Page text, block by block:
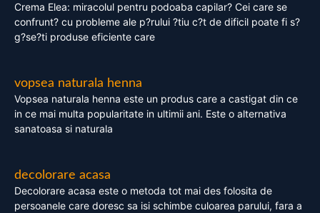
Crema Elea: miracolul pentru podoaba capilar? Cei care se
confrunt? cu probleme ale p?rului ?tiu c?t de dificil poate fi s?
g?se?ti produse eficiente care
vopsea naturala henna
Vopsea naturala henna este un produs care a castigat din ce
in ce mai multa popularitate in ultimii ani. Este o alternativa
sanatoasa si naturala
decolorare acasa
Decolorare acasa este o metoda tot mai des folosita de
persoanele care doresc sa isi schimbe culoarea parului, fara a